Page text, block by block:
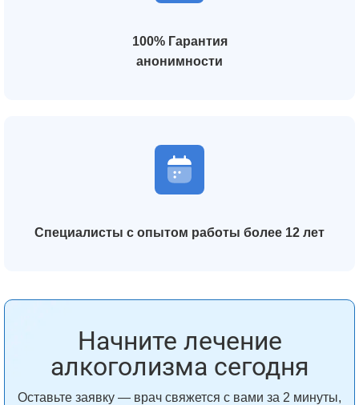
100% Гарантия
анонимности
Специалисты с опытом работы более 12 лет
Начните лечение
алкоголизма сегодня
Оставьте заявку — врач свяжется с вами за 2 минуты,